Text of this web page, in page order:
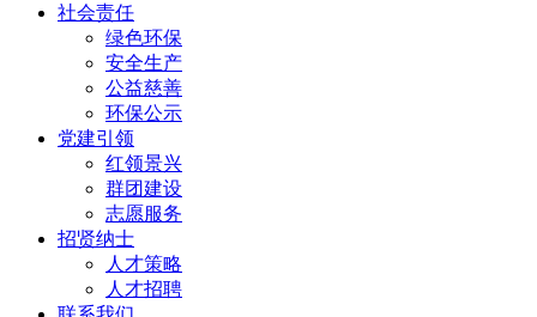
社会责任
绿色环保
安全生产
公益慈善
环保公示
党建引领
红领景兴
群团建设
志愿服务
招贤纳士
人才策略
人才招聘